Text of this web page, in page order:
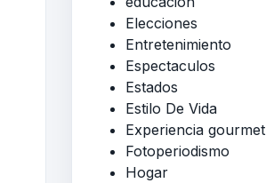
Elecciones
Entretenimiento
Espectaculos
Estados
Estilo De Vida
Experiencia gourmet
Fotoperiodismo
Hogar